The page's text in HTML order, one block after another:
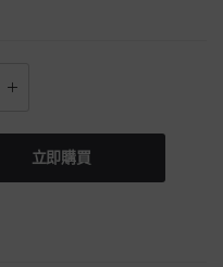
立即購買